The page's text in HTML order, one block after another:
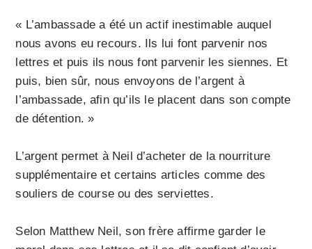
« L’ambassade a été un actif inestimable auquel
nous avons eu recours. Ils lui font parvenir nos
lettres et puis ils nous font parvenir les siennes. Et
puis, bien sûr, nous envoyons de l’argent à
l’ambassade, afin qu’ils le placent dans son compte
de détention. »
L’argent permet à Neil d’acheter de la nourriture
supplémentaire et certains articles comme des
souliers de course ou des serviettes.
Selon Matthew Neil, son frère affirme garder le